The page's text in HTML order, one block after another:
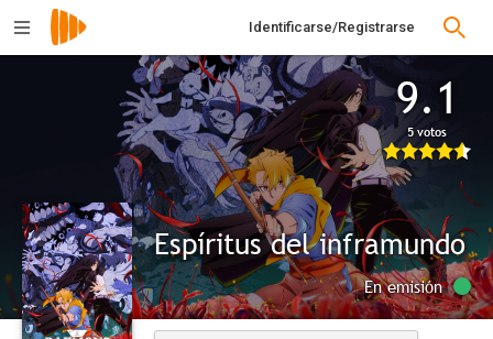
Identificarse/Registrarse
9.1
5 votos
Espíritus del inframundo
En emisión